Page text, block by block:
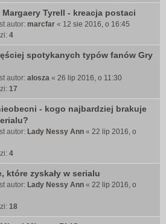
Margaery Tyrell - kreacja postaci
autor: marcfar « 12 sie 2016, o 16:45
4
spotykanych typów fanów Gry
autor: alosza « 26 lip 2016, o 11:30
17
- kogo najbardziej brakuje
autor: Lady Nessy Ann « 22 lip 2016, o
4
które zyskały w serialu
autor: Lady Nessy Ann « 22 lip 2016, o
18